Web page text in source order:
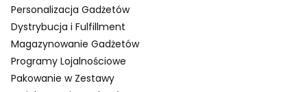
Personalizacja Gadżetów
Dystrybucja i Fulfillment
Magazynowanie Gadżetów
Programy Lojalnościowe
Pakowanie w Zestawy